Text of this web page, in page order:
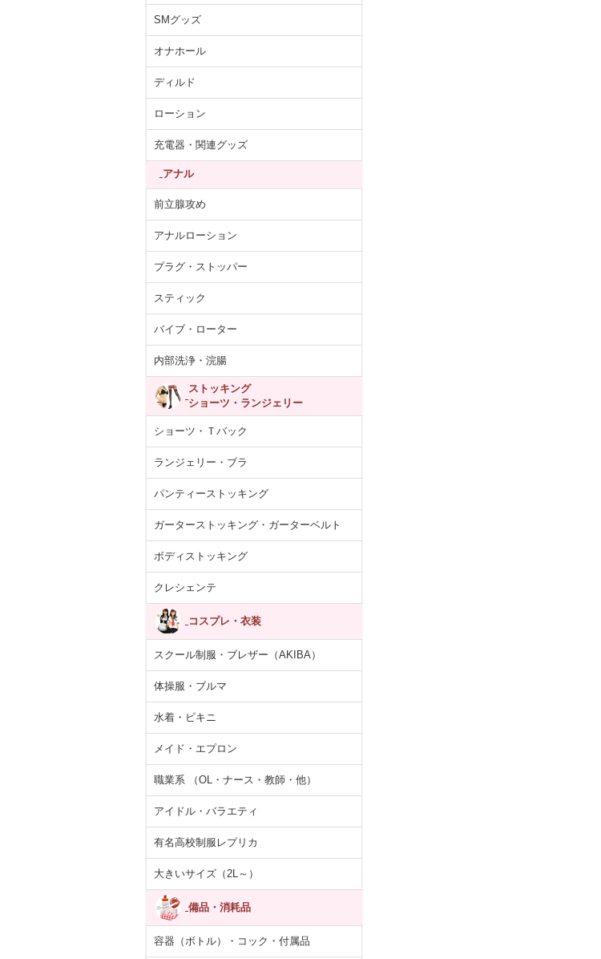
SMグッズ
オナホール
ディルド
ローション
充電器・関連グッズ
アナル
前立腺攻め
アナルローション
プラグ・ストッパー
スティック
バイブ・ローター
内部洗浄・浣腸
ストッキング
ショーツ・ランジェリー
ショーツ・Ｔバック
ランジェリー・ブラ
パンティーストッキング
ガーターストッキング・ガーターベルト
ボディストッキング
クレシェンテ
コスプレ・衣装
スクール制服・ブレザー（AKIBA）
体操服・ブルマ
水着・ビキニ
メイド・エプロン
職業系 （OL・ナース・教師・他）
アイドル・バラエティ
有名高校制服レプリカ
大きいサイズ（2L～）
備品・消耗品
容器（ボトル）・コック・付属品